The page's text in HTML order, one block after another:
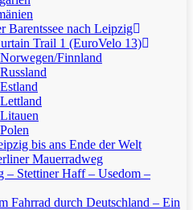
Barentssee nach Leipzig
Trail 1 (EuroVelo 13)
Norwegen/Finnland
Russland
Estland
Lettland
Litauen
Polen
bis ans Ende der Welt
Mauerradweg
– Stettiner Haff – Usedom –
Fahrrad durch Deutschland – Ein